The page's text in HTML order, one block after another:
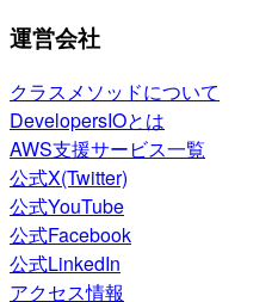
運営会社
クラスメソッドについて
DevelopersIOとは
AWS支援サービス一覧
公式X(Twitter)
公式YouTube
公式Facebook
公式LinkedIn
アクセス情報